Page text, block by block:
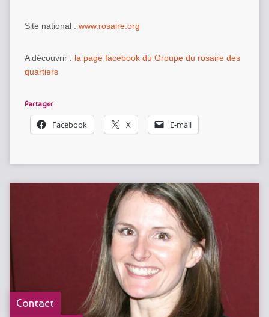
Site national : www.rosaire.org
A découvrir : la page facebook du Groupe du rosaire des
quartiers
Partager
Facebook X E-mail
Contact